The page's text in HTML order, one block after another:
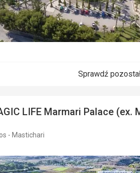
Sprawdź
LIFE Marmari Palace
- Mastichari